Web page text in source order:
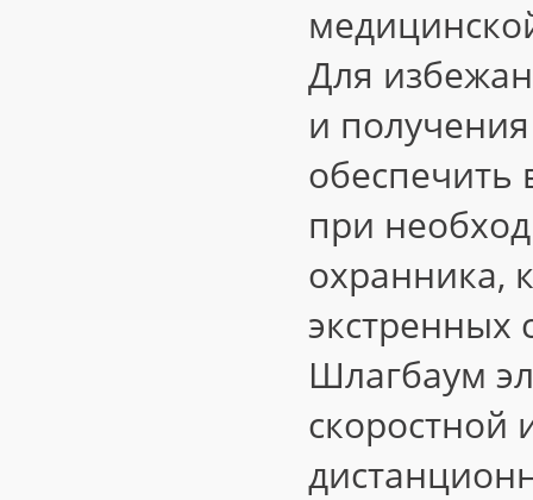
Для
и
обеспечить
при
охранника,
экстренных
Шлагбаум